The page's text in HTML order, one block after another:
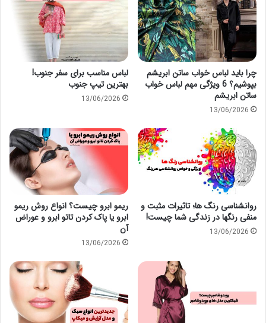
چرا باید لباس خواب ساتن ابریشم
بپوشیم؟ 6 ویژگی مهم لباس خواب
ساتن ابریشم
13/06/2026
لباس مناسب برای سفر جنوب!
بهترین تیپ جنوب
13/06/2026
روانشناسی رنگ ها؛ تاثیرات مثبت و
منفی رنگها در زندگی شما چیست!
13/06/2026
ریمو ابرو چیست؟ انواع روش ریمو
ابرو یا پاک کردن تاتو ابرو و عوراض
آن
13/06/2026